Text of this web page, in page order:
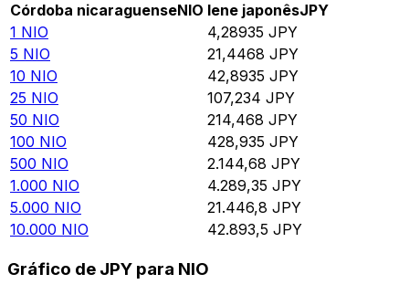
Córdoba nicaraguenseNIO Iene japonêsJPY
1 NIO 4,28935 JPY
5 NIO 21,4468 JPY
10 NIO 42,8935 JPY
25 NIO 107,234 JPY
50 NIO 214,468 JPY
100 NIO 428,935 JPY
500 NIO 2.144,68 JPY
1.000 NIO 4.289,35 JPY
5.000 NIO 21.446,8 JPY
10.000 NIO 42.893,5 JPY
Gráfico de JPY para NIO